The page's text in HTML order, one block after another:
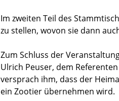
Im zweiten Teil des
zu stellen, wovon sie dann
Zum Schluss der
Ulrich Peuser, dem
versprach ihm, dass der
ein Zootier übernehmen wird.